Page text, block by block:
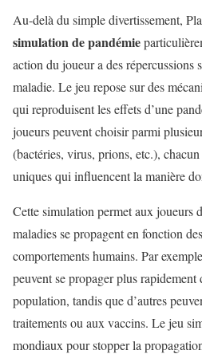
Au-delà du simple divertissement,
simulation de pandémie
action du joueur a des répercussions
maladie. Le jeu repose sur des
qui reproduisent les effets d’une
joueurs peuvent choisir parmi
(bactéries, virus, prions, etc.),
uniques qui influencent la manière
Cette simulation permet aux joueurs
maladies se propagent en fonction
comportements humains. Par
peuvent se propager plus rapidement
population, tandis que d’autres
traitements ou aux vaccins. Le jeu
mondiaux pour stopper la